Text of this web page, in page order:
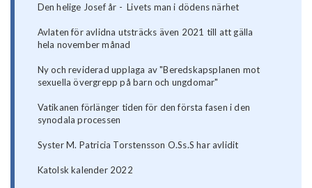
Den helige Josef år - Livets man i dödens närhet
Avlaten för avlidna utsträcks även 2021 till att gälla
hela november månad
Ny och reviderad upplaga av "Beredskapsplanen mot
sexuella övergrepp på barn och ungdomar"
Vatikanen förlänger tiden för den första fasen i den
synodala processen
Syster M. Patricia Torstensson O.Ss.S har avlidit
Katolsk kalender 2022